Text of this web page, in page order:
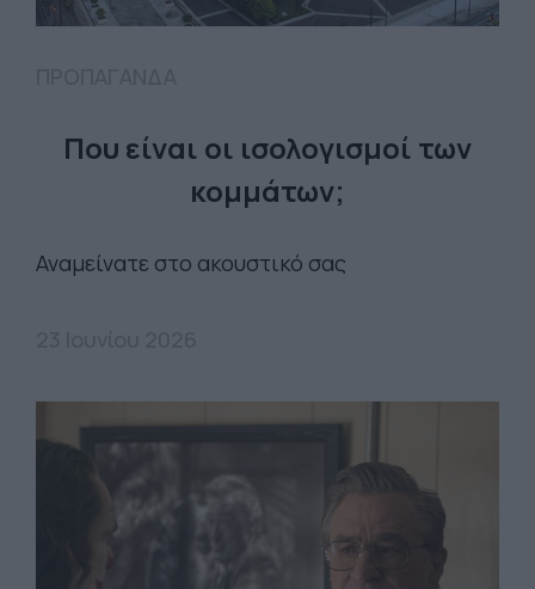
Που είναι οι ισολογισμοί των
κομμάτων;
Αναμείνατε στο ακουστικό σας